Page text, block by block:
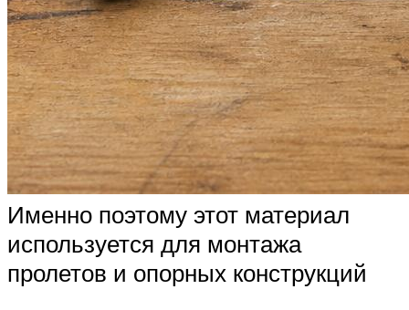
Именно поэтому этот материал
используется для монтажа
пролетов и опорных конструкций